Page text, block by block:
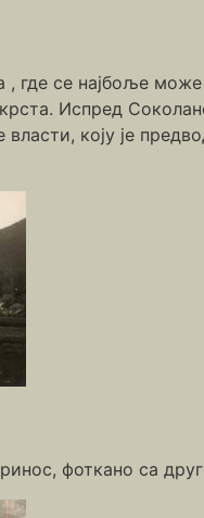
, где се најбоље
Испред
власти, коју је
фоткано са